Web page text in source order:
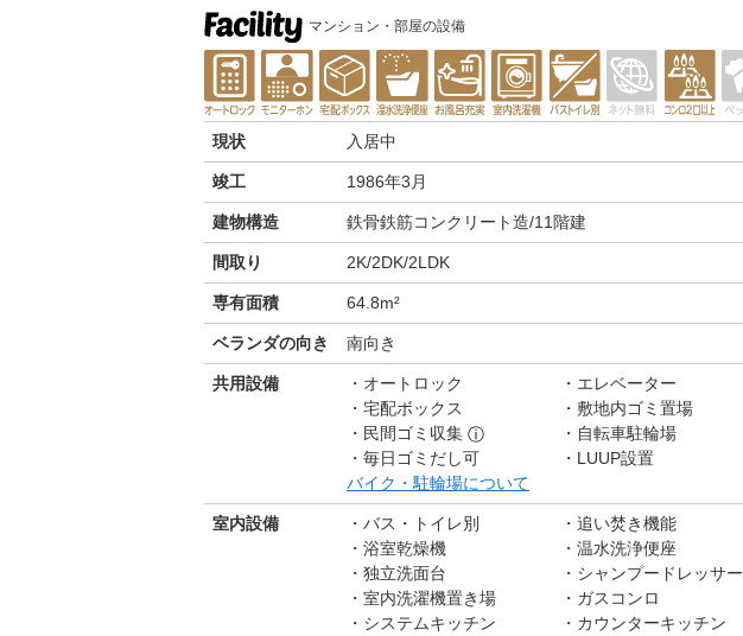
マンション・部屋の設備
現状 入居中
竣工 1986年3月
建物構造 鉄骨鉄筋コンクリート造/11階建
間取り 2K/2DK/2LDK
専有面積 64.8m²
ベランダの向き 南向き
共用設備 オートロック
エレベーター
宅配ボックス
敷地内ゴミ置場
民間ゴミ収集 ⓘ
自転車駐輪場
毎日ゴミだし可
LUUP設置
バイク・駐輪場について
室内設備 バス・トイレ別
追い焚き機能
浴室乾燥機
温水洗浄便座
独立洗面台
シャンプードレッサー
室内洗濯機置き場
ガスコンロ
システムキッチン
カウンターキッチン